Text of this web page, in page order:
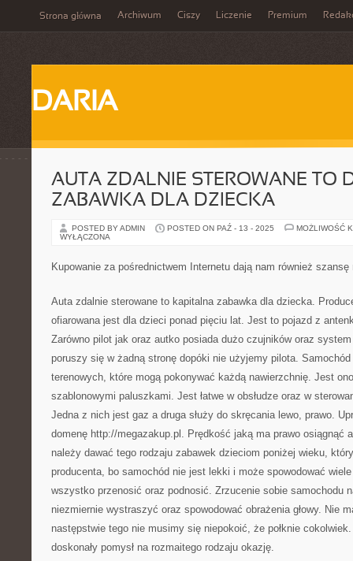
Strona główna Archiwum Ciszy Liczenie Premium
DARIA
AUTA ZDALNIE STEROWANE TO
ZABAWKA DLA DZIECKA
POSTED BY ADMIN POSTED ON PAŹ - 13 - 2025
MOŻLIWOŚĆ
WYŁĄCZONA
Kupowanie za pośrednictwem Internetu dają nam również szansę
Auta zdalnie sterowane to kapitalna zabawka dla dziecka.
ofiarowana jest dla dzieci ponad pięciu lat. Jest to pojazd z
Zarówno pilot jak oraz autko posiada dużo czujników oraz
poruszy się w żadną stronę dopóki nie użyjemy pilota.
terenowych, które mogą pokonywać każdą nawierzchnię. Jest
szablonowymi paluszkami. Jest łatwe w obsłudze oraz w
Jedna z nich jest gaz a druga służy do skręcania lewo, prawo.
domenę http://megazakup.pl. Prędkość jaką ma prawo osiągnąć
należy dawać tego rodzaju zabawek dzieciom poniżej wieku,
producenta, bo samochód nie jest lekki i może spowodować
wszystko przenosić oraz podnosić. Zrzucenie sobie samochodu
niezmiernie wystraszyć oraz spowodować obrażenia głowy. Nie
następstwie tego nie musimy się niepokoić, że połknie
doskonały pomysł na rozmaitego rodzaju okazję.